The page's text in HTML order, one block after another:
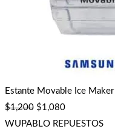
Estante Movable Ice Maker
$1,200 $1,080
WUPABLO REPUESTOS